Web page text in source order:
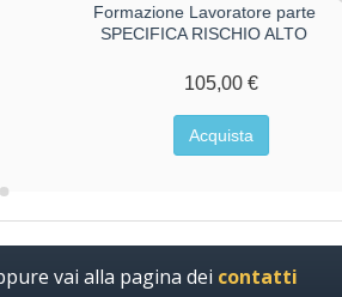
Formazione Lavoratore parte
SPECIFICA RISCHIO ALTO
105,00 €
Acquista
vai alla pagina dei contatti